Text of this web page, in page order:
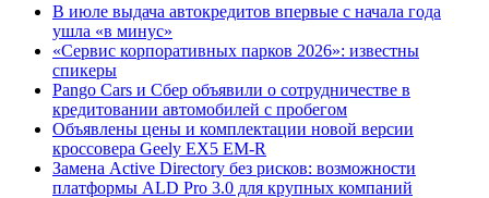
В июле выдача автокредитов впервые с начала года
ушла «в минус»
«Сервис корпоративных парков 2026»: известны
спикеры
Pango Cars и Сбер объявили о сотрудничестве в
кредитовании автомобилей с пробегом
Объявлены цены и комплектации новой версии
кроссовера Geely EX5 EM-R
Замена Active Directory без рисков: возможности
платформы ALD Pro 3.0 для крупных компаний